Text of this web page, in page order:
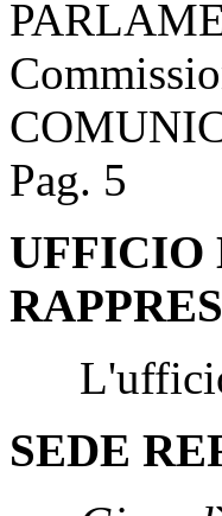
Pag. 5
UFFICIO
L'ufficio
SEDE